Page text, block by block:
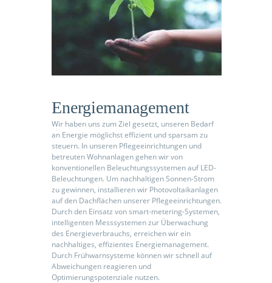
Energiemanagement
Wir haben uns zum Ziel gesetzt, unseren Bedarf
an Energie möglichst effizient und sparsam zu
steuern. In unseren Pflegeeinrichtungen und
betreuten Wohnanlagen gehen wir von
konventionellen Beleuchtungssystemen auf LED-
Beleuchtungen. Um nachhaltigen Sonnen-Strom
zu gewinnen, installieren wir Photovoltaikanlagen
auf den Dachflächen unserer Pflegeeinrichtungen.
Durch den Einsatz von smart-metering-Systemen,
intelligenten Messsystemen zur Überwachung
des Energieverbrauchs, erreichen wir ein
nachhaltiges, effizientes Energiemanagement.
Durch Frühwarnsysteme können wir schnell auf
Abweichungen reagieren und
Optimierungspotenziale nutzen.